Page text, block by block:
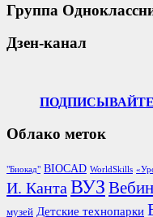
Группа
Дзен-канал
Облако меток
"Биокад" BIOCAD WorldSkills
И. КантаВУЗ
музей Детские технопарки